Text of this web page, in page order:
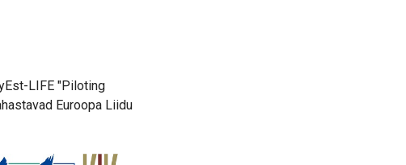
LIFE "Piloting
Euroopa Liidu